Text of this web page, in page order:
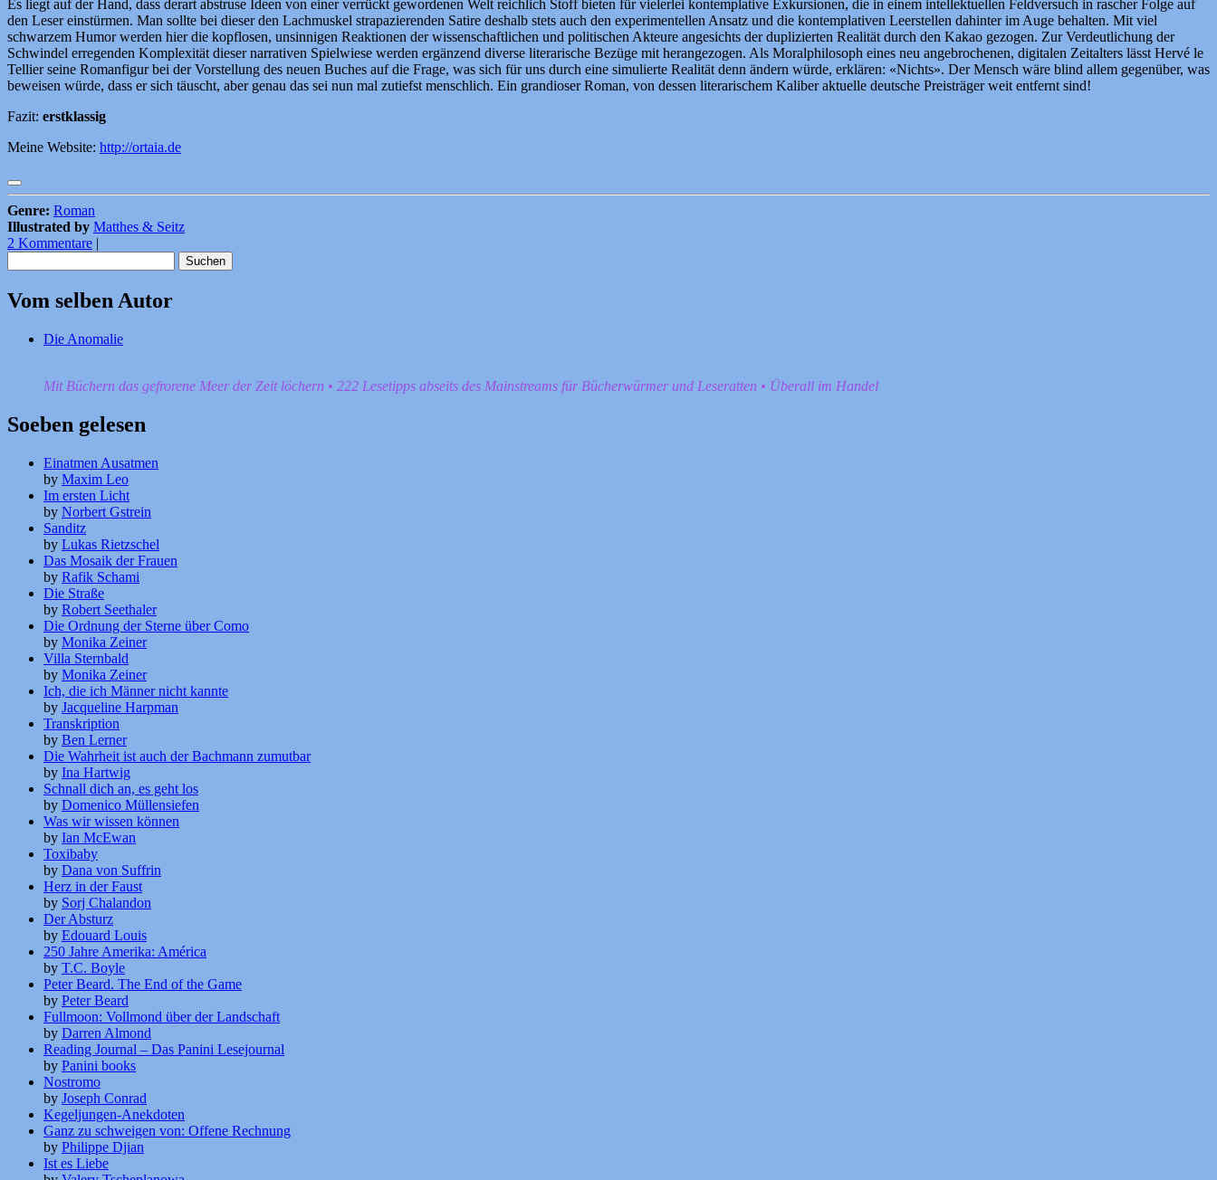
Es liegt auf der Hand, dass derart abstruse Ideen von einer verrückt gewordenen Welt reichlich Stoff bieten für vielerlei kontemplative Exkursionen, die in einem intellektuellen Feldversuch in rascher Folge auf
den Leser einstürmen. Man sollte bei dieser den Lachmuskel strapazierenden Satire deshalb stets auch den experimentellen Ansatz und die kontemplativen Leerstellen dahinter im Auge behalten. Mit viel
schwarzem Humor werden hier die kopflosen, unsinnigen Reaktionen der wissenschaftlichen und politischen Akteure angesichts der duplizierten Realität durch den Kakao gezogen. Zur Verdeutlichung der
Schwindel erregenden Komplexität dieser narrativen Spielwiese werden ergänzend diverse literarische Bezüge mit herangezogen. Als Moralphilosoph eines neu angebrochenen, digitalen Zeitalters lässt Hervé le
Tellier seine Romanfigur bei der Vorstellung des neuen Buches auf die Frage, was sich für uns durch eine simulierte Realität denn ändern würde, erklären: «Nichts». Der Mensch wäre blind allem gegenüber, was
beweisen würde, dass er sich täuscht, aber genau das sei nun mal zutiefst menschlich. Ein grandioser Roman, von dessen literarischem Kaliber aktuelle deutsche Preisträger weit entfernt sind!
Fazit: erstklassig
Meine Website: http://ortaia.de
Genre: Roman
Illustrated by Matthes & Seitz
2 Kommentare |
nach:
Vom selben Autor
Die Anomalie
Mit Büchern das gefrorene Meer der Zeit löchern • 222 Lesetipps abseits des Mainstreams für Bücherwürmer und Leseratten • Überall im Handel
Soeben gelesen
Einatmen Ausatmen
by Maxim Leo
Im ersten Licht
by Norbert Gstrein
Sanditz
by Lukas Rietzschel
Das Mosaik der Frauen
by Rafik Schami
Die Straße
by Robert Seethaler
Die Ordnung der Sterne über Como
by Monika Zeiner
Villa Sternbald
by Monika Zeiner
Ich, die ich Männer nicht kannte
by Jacqueline Harpman
Transkription
by Ben Lerner
Die Wahrheit ist auch der Bachmann zumutbar
by Ina Hartwig
Schnall dich an, es geht los
by Domenico Müllensiefen
Was wir wissen können
by Ian McEwan
Toxibaby
by Dana von Suffrin
Herz in der Faust
by Sorj Chalandon
Der Absturz
by Edouard Louis
250 Jahre Amerika: América
by T.C. Boyle
Peter Beard. The End of the Game
by Peter Beard
Fullmoon: Vollmond über der Landschaft
by Darren Almond
Reading Journal – Das Panini Lesejournal
by Panini books
Nostromo
by Joseph Conrad
Kegeljungen-Anekdoten
Ganz zu schweigen von: Offene Rechnung
by Philippe Djian
Ist es Liebe